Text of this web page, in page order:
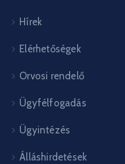
Hírek
Elérhetőségek
Orvosi rendelő
Ügyfélfogadás
Ügyintézés
Álláshirdetések